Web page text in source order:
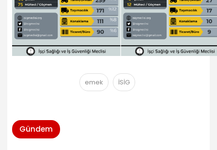
emek İSİG
Gündem